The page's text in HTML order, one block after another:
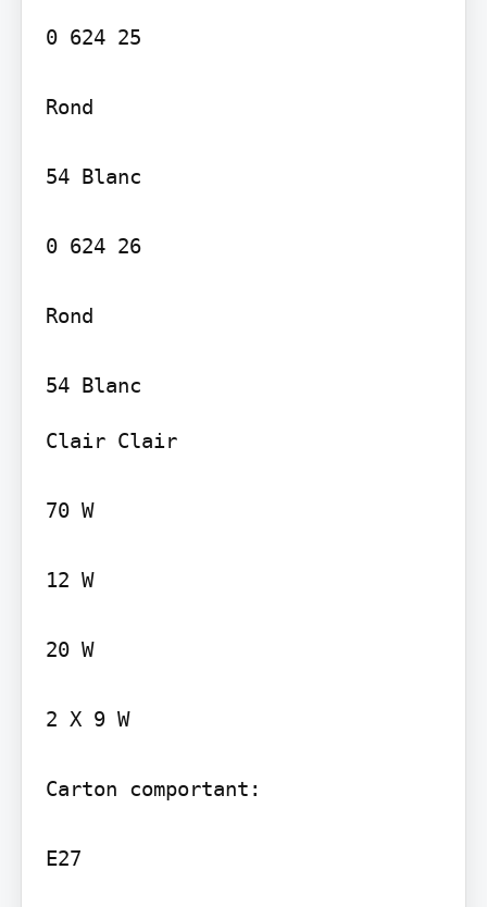
0 624 25
Rond
54 Blanc
0 624 26
Rond
Clair Clair
70 W
12 W
20 W
2 X 9 W
Carton comportant:
E27